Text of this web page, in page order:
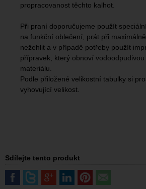
propracovanost těchto kalhot.
Při praní doporučujeme použít
na funkční oblečení, prát při
nežehlit a v případě potřeby použít
přípravek, který obnoví
materiálu.
Podle přiložené velikostní tabulky si
vyhovující velikost.
Sdílejte tento produkt